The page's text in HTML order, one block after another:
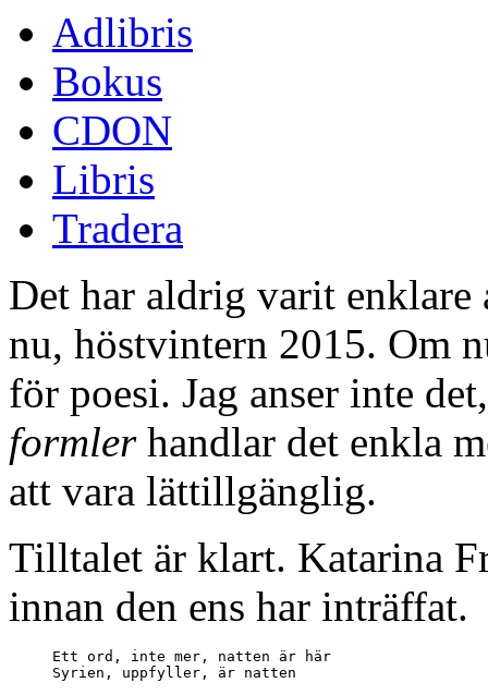
Adlibris
Bokus
CDON
Libris
Tradera
Det har aldrig varit enklare
nu, höstvintern 2015. Om
för poesi. Jag anser inte
formlerhandlar det enkla
att vara lättillgänglig.
Tilltalet är klart. Katarina
innan den ens har inträffat.
Ett ord, inte mer, natten är här
Syrien, uppfyller, är natten